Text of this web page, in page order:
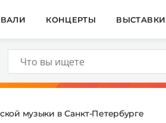
КОНЦЕРТЫ ВЫСТАВКИ
музыки в Санкт-Петербурге